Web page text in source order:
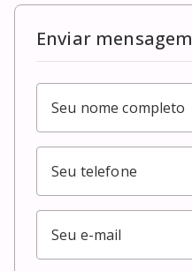
Enviar mensagem